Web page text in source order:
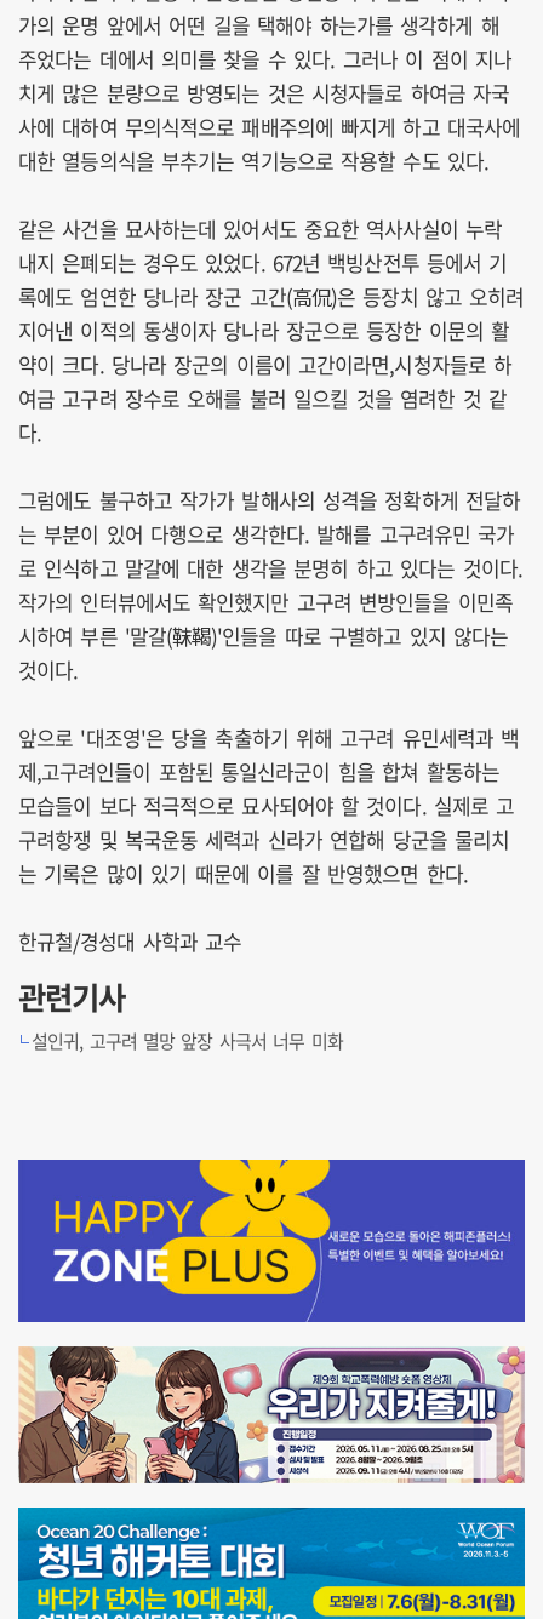
가의 운명 앞에서 어떤 길을 택해야 하는가를 생각하게 해
주었다는 데에서 의미를 찾을 수 있다. 그러나 이 점이 지나
치게 많은 분량으로 방영되는 것은 시청자들로 하여금 자국
사에 대하여 무의식적으로 패배주의에 빠지게 하고 대국사에
대한 열등의식을 부추기는 역기능으로 작용할 수도 있다.
같은 사건을 묘사하는데 있어서도 중요한 역사사실이 누락
내지 은폐되는 경우도 있었다. 672년 백빙산전투 등에서 기
록에도 엄연한 당나라 장군 고간(高侃)은 등장치 않고 오히려
지어낸 이적의 동생이자 당나라 장군으로 등장한 이문의 활
약이 크다. 당나라 장군의 이름이 고간이라면,시청자들로 하
여금 고구려 장수로 오해를 불러 일으킬 것을 염려한 것 같
다.
그럼에도 불구하고 작가가 발해사의 성격을 정확하게 전달하
는 부분이 있어 다행으로 생각한다. 발해를 고구려유민 국가
로 인식하고 말갈에 대한 생각을 분명히 하고 있다는 것이다.
작가의 인터뷰에서도 확인했지만 고구려 변방인들을 이민족
시하여 부른 '말갈(靺鞨)'인들을 따로 구별하고 있지 않다는
것이다.
앞으로 '대조영'은 당을 축출하기 위해 고구려 유민세력과 백
제,고구려인들이 포함된 통일신라군이 힘을 합쳐 활동하는
모습들이 보다 적극적으로 묘사되어야 할 것이다. 실제로 고
구려항쟁 및 복국운동 세력과 신라가 연합해 당군을 물리치
는 기록은 많이 있기 때문에 이를 잘 반영했으면 한다.
한규철/경성대 사학과 교수
관련기사
설인귀, 고구려 멸망 앞장 사극서 너무 미화